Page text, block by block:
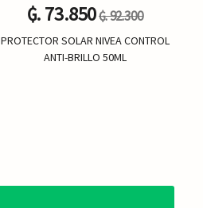
₲. 73.850₲. 92.300
PROTECTOR SOLAR NIVEA CONTROL
ANTI-BRILLO 50ML